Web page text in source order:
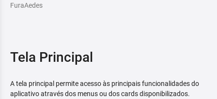
FuraAedes
Tela Principal
A tela principal permite acesso às principais funcionalidades do
aplicativo através dos menus ou dos cards disponibilizados.